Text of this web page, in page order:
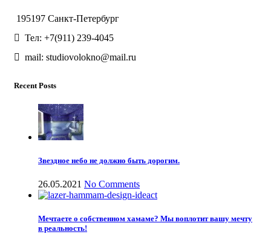
195197 Санкт-Петербург
Тел: +7(911) 239-4045
mail: studiovolokno@mail.ru
Recent Posts
Звездное небо не должно быть дорогим.
26.05.2021 No Comments
Мечтаете о собственном хамаме? Мы воплотит вашу мечту
в реальность!